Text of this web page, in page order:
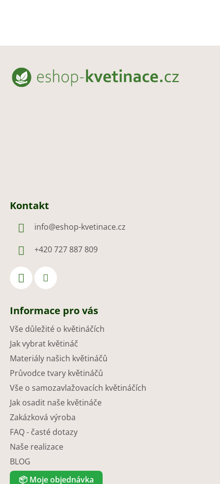
Z
Kontakt
info@eshop-kvetinace.cz
+420 727 887 809
Informace pro vás
Vše důležité o květináčích
Jak vybrat květináč
Materiály našich květináčů
Průvodce tvary květináčů
Vše o samozavlažovacích květináčích
Jak osadit naše květináče
Zakázková výroba
FAQ - časté dotazy
Naše realizace
BLOG
📦 Moje objednávka